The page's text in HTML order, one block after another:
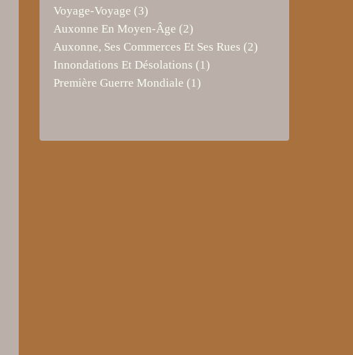
Voyage-Voyage (3)
Auxonne En Moyen-Âge (2)
Auxonne, Ses Commerces Et Ses Rues (2)
Innondations Et Désolations (1)
Première Guerre Mondiale (1)